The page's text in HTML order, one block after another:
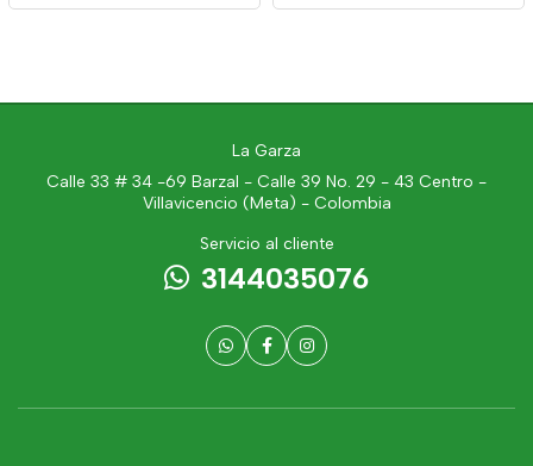
La Garza
Calle 33 # 34 -69 Barzal - Calle 39 No. 29 - 43 Centro -
Villavicencio (Meta) - Colombia
Servicio al cliente
3144035076